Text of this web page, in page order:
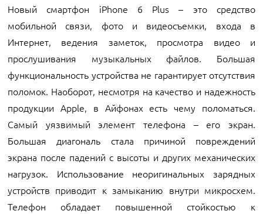
Новый смартфон iPhone 6 Plus – это средство
мобильной связи, фото и видеосъемки, входа в
Интернет, ведения заметок, просмотра видео и
прослушивания музыкальных файлов. Большая
функциональность устройства не гарантирует отсутствия
поломок. Наоборот, несмотря на качество и надежность
продукции Apple, в Айфонах есть чему поломаться.
Самый уязвимый элемент телефона – его экран.
Большая диагональ стала причиной повреждений
экрана после падений с высоты и других механических
нагрузок. Использование неоригинальных зарядных
устройств приводит к замыканию внутри микросхем.
Телефон обладает повышенной стойкостью к